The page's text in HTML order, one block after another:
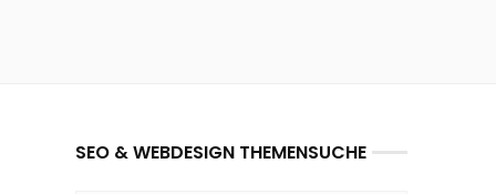
SEO & WEBDESIGN THEMENSUCHE